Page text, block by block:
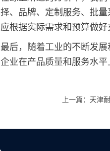
择、品牌、定制服务、批
应根据实际需求和预算做
最后，随着工业的不断发
企业在产品质量和服务水
上一篇：天津